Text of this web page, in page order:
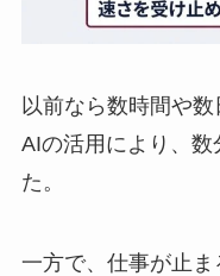
以前なら数時間や
AIの活用により、数
た。
一方で、仕事が止ま